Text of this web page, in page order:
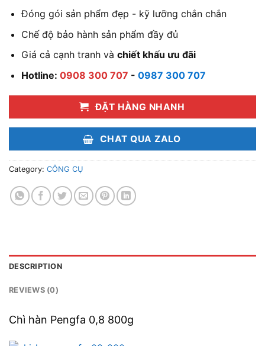
Đóng gói sản phẩm đẹp - kỹ lưỡng chắn chắn
Chế độ bảo hành sản phẩm đầy đủ
Giá cả cạnh tranh và chiết khấu ưu đãi
Hotline: 0908 300 707 - 0987 300 707
ĐẶT HÀNG NHANH
CHAT QUA ZALO
Category: CÔNG CỤ
DESCRIPTION
REVIEWS (0)
Chì hàn Pengfa 0,8 800g